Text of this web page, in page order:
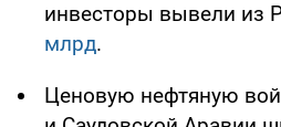
инвесторы вывели из
млрд.
Ценовую нефтяную